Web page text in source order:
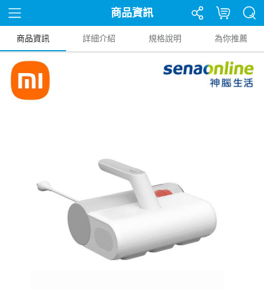
商品資訊
商品資訊 詳細介紹 規格說明 為你推薦